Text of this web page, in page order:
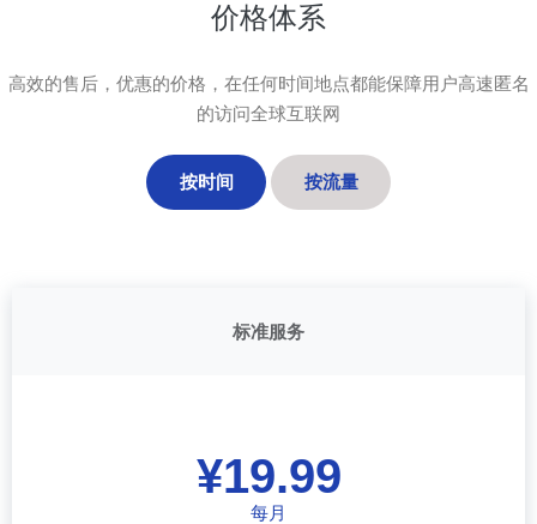
价格体系
高效的售后，优惠的价格，在任何时间地点都能保障用户高速匿名
的访问全球互联网
按时间 按流量
标准服务
¥19.99
每月